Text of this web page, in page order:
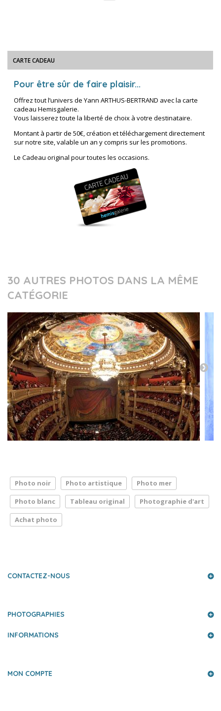
CARTE CADEAU
Pour être sûr de faire plaisir...
Offrez tout l’univers de Yann ARTHUS-BERTRAND avec la carte
cadeau Hemisgalerie.
Vous laisserez toute la liberté de choix à votre destinataire.
Montant à partir de 50€, création et téléchargement directement
sur notre site, valable un an y compris sur les promotions.
Le Cadeau original pour toutes les occasions.
30 AUTRES PHOTOS DANS LA MÊME
CATÉGORIE
Photo noir Photo artistique Photo mer
Photo blanc Tableau original Photographie d'art
Achat photo
CONTACTEZ-NOUS
PHOTOGRAPHIES
INFORMATIONS
MON COMPTE